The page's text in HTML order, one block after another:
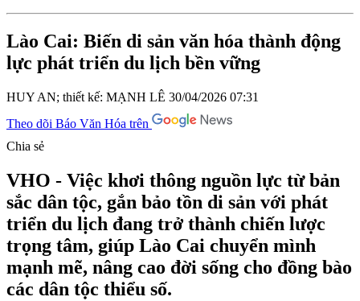
Lào Cai: Biến di sản văn hóa thành động
lực phát triển du lịch bền vững
HUY AN; thiết kế: MẠNH LÊ 30/04/2026 07:31
Theo dõi Báo Văn Hóa trên
Chia sẻ
VHO - Việc khơi thông nguồn lực từ bản
sắc dân tộc, gắn bảo tồn di sản với phát
triển du lịch đang trở thành chiến lược
trọng tâm, giúp Lào Cai chuyển mình
mạnh mẽ, nâng cao đời sống cho đồng bào
các dân tộc thiểu số.